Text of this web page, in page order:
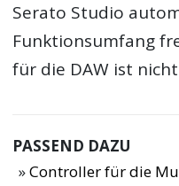
Serato Studio
Funktionsumfang
für die DAW ist
PASSEND DAZU
Controller für die